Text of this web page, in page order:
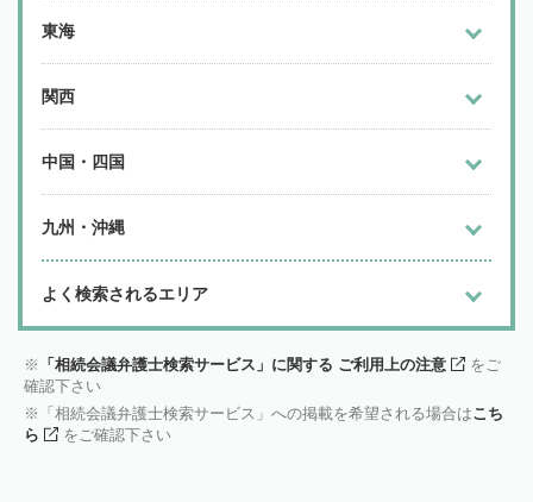
東海
関西
中国・四国
九州・沖縄
よく検索されるエリア
「相続会議弁護士検索サービス」に関する ご利用上の注意
をご
確認下さい
「相続会議弁護士検索サービス」への掲載を希望される場合はこち
ら
をご確認下さい